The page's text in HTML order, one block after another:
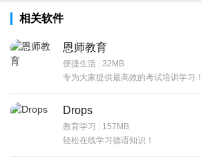
相关软件
恩师教育
便捷生活 | 32MB
专为大家提供最高效的考试培训学习！
Drops
教育学习 | 157MB
轻松在线学习德语知识！